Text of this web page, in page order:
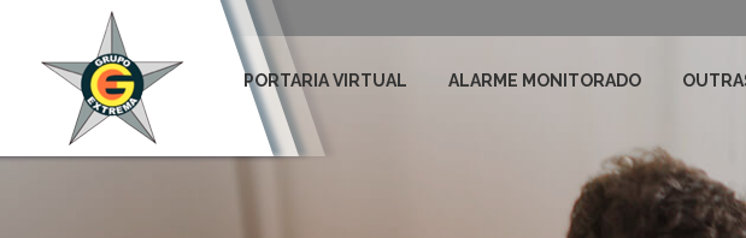
PORTARIA VIRTUAL ALARME MONITORADO